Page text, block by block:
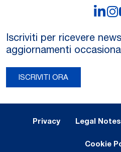
Iscriviti per ricevere
aggiornamenti
ISCRIVITI ORA
Privacy Legal Notes
Cookie